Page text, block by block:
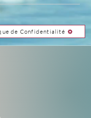
de Confidentialité